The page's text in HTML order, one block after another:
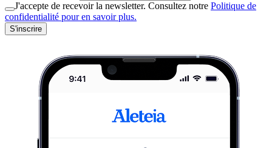
J'accepte de recevoir la newsletter. Consultez notre Politique de
confidentialité pour en savoir plus.
S'inscrire